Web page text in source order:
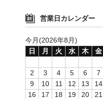
営業日カレンダー
今月(2026年8月)
日
月 火 水 木 金
2
3 4 5 6 7
9
10 11 12 13 14
16
17 18 19 20 21